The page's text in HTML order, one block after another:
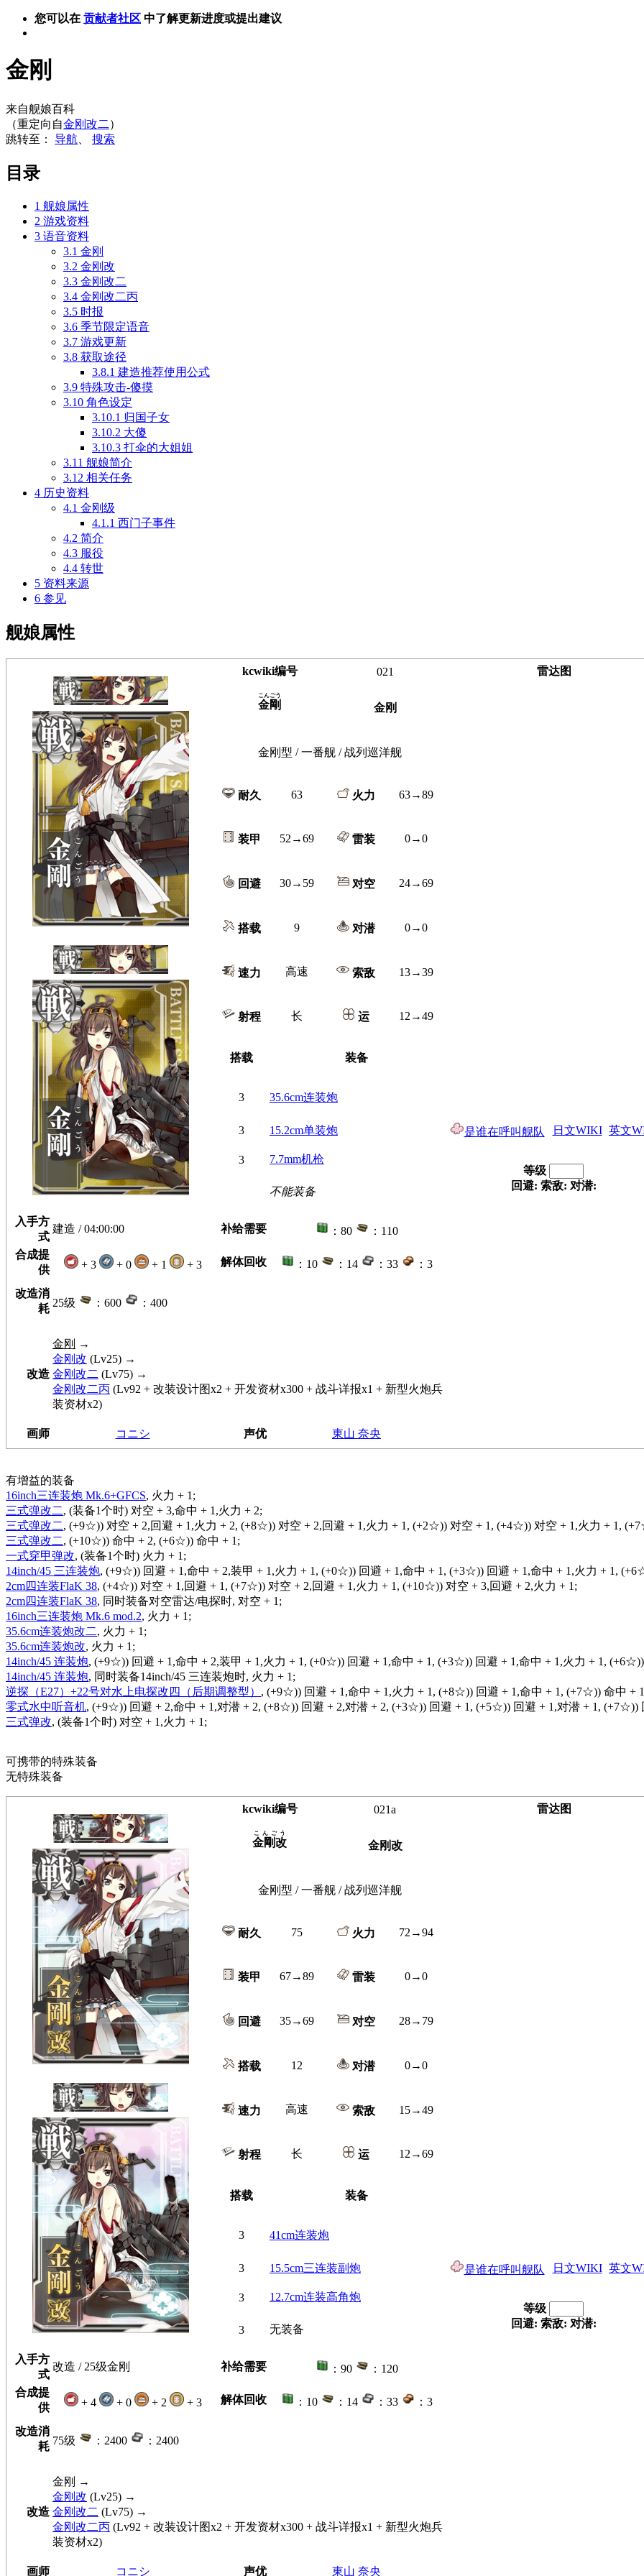
您可以在 贡献者社区 中了解更新进度或提出建议
金刚
来自舰娘百科
（重定向自金刚改二 ）
跳转至： 导航 搜索
目录
1 舰娘属性
2 游戏资料
3 语音资料
3.1 金刚
3.2 金刚改
3.3 金刚改二
3.4 金刚改二丙
3.5 时报
3.6 季节限定语音
3.7 游戏更新
3.8 获取途径
3.8.1 建造推荐使用公式
3.9 特殊攻击-傻摸
3.10 角色设定
3.10.1 归国子女
3.10.2 大傻
3.10.3 打伞的大姐姐
3.11 舰娘简介
3.12 相关任务
4 历史资料
4.1 金刚级
4.1.1 西门子事件
4.2 简介
4.3 服役
4.4 转世
5 资料来源
6 参见
舰娘属性
kcwiki编号 021 雷达图
金剛
こんごう
金刚
金刚型 / 一番舰 / 战列巡洋舰
耐久 63 火力 63→89
装甲 52→69 雷装 0→0
回避 30→59 对空 24→69
搭载 9 对潜 0→0
速力 高速 索敌 13→39
射程 长 运 12→49
搭载 装备
3 35.6cm连装炮
3 15.2cm单装炮 是谁在呼叫舰队 日文WIKI 英文
3
7.7mm机枪
等级
回避: 索敌: 对潜:
不能装备
入手方
式
建造 / 04:00:00 补给需要 ：80
：110
合成提
供
+ 3 + 0 + 1 + 3 解体回收 ：10 ：14 ：33 ：3
改造消
耗 25级 ：600 ：400
改造
金刚
→
金刚改 (Lv25) →
金刚改二 (Lv75) →
金刚改二丙 (Lv92 + 改装设计图x2 + 开发资材x300 + 战斗详报x1 + 新型火炮兵
装资材x2)
画师 コニシ 声优 東山 奈央
有增益的装备
16inch三连装炮 Mk.6+GFCS, 火力 + 1;
三式弹改二, (装备1个时) 对空 + 3,命中 + 1,火力 + 2;
三式弹改二, (+9☆)) 对空 + 2,回避 + 1,火力 + 2, (+8☆)) 对空 + 2,回避 + 1,火力 + 1, (+2☆)) 对空 + 1, (+4☆)) 对空 + 1,火力 + 1,
三式弹改二, (+10☆)) 命中 + 2, (+6☆)) 命中 + 1;
一式穿甲弹改, (装备1个时) 火力 + 1;
14inch/45 三连装炮, (+9☆)) 回避 + 1,命中 + 2,装甲 + 1,火力 + 1, (+0☆)) 回避 + 1,命中 + 1, (+3☆)) 回避 + 1,命中 + 1,火力 + 1,
2cm四连装FlaK 38, (+4☆)) 对空 + 1,回避 + 1, (+7☆)) 对空 + 2,回避 + 1,火力 + 1, (+10☆)) 对空 + 3,回避 + 2,火力 + 1;
2cm四连装FlaK 38, 同时装备对空雷达/电探时, 对空 + 1;
16inch三连装炮 Mk.6 mod.2, 火力 + 1;
35.6cm连装炮改二, 火力 + 1;
35.6cm连装炮改, 火力 + 1;
14inch/45 连装炮, (+9☆)) 回避 + 1,命中 + 2,装甲 + 1,火力 + 1, (+0☆)) 回避 + 1,命中 + 1, (+3☆)) 回避 + 1,命中 + 1,火力 + 1,
14inch/45 连装炮, 同时装备14inch/45 三连装炮时, 火力 + 1;
逆探（E27）+22号对水上电探改四（后期调整型） , (+9☆)) 回避 + 1,命中 + 1,火力 + 1, (+8☆)) 回避 + 1,命中 + 1, (+7☆)) 命中 +
零式水中听音机, (+9☆)) 回避 + 2,命中 + 1,对潜 + 2, (+8☆)) 回避 + 2,对潜 + 2, (+3☆)) 回避 + 1, (+5☆)) 回避 + 1,对潜 + 1, (+7☆))
三式弹改, (装备1个时) 对空 + 1,火力 + 1;
可携带的特殊装备
无特殊装备
kcwiki编号 021a 雷达图
金剛改
こんごう
金刚改
金刚型 / 一番舰 / 战列巡洋舰
耐久 75 火力 72→94
装甲 67→89 雷装 0→0
回避 35→69 对空 28→79
搭载 12 对潜 0→0
速力 高速 索敌 15→49
射程 长 运 12→69
搭载 装备
3 41cm连装炮
3 15.5cm三连装副炮 是谁在呼叫舰队 日文WIKI 英文
3
12.7cm连装高角炮
等级
回避: 索敌: 对潜:
3 无装备
入手方
式
改造 / 25级金刚 补给需要 ：90
：120
合成提
供
+ 4 + 0 + 2 + 3 解体回收 ：10 ：14 ：33 ：3
改造消
耗 75级 ：2400 ：2400
改造
金刚
→
金刚改 (Lv25) →
金刚改二 (Lv75) →
金刚改二丙 (Lv92 + 改装设计图x2 + 开发资材x300 + 战斗详报x1 + 新型火炮兵
装资材x2)
画师 コニシ 声优 東山 奈央